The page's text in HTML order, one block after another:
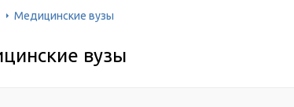
Медицинские вузы
вузы